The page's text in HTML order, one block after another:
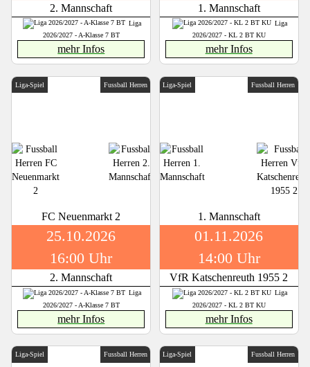
2. Mannschaft
Liga
2026/2027 - A-Klasse 7 BT
mehr Infos
1. Mannschaft
Liga
2026/2027 - KL 2 BT KU
mehr Infos
Liga-Spiel Fussball Herren
FC Neuenmarkt 2
25.10.2026
16:00 Uhr
2. Mannschaft
Liga
2026/2027 - A-Klasse 7 BT
mehr Infos
Liga-Spiel Fussball Herren
1. Mannschaft
01.11.2026
14:00 Uhr
VfR Katschenreuth 1955 2
Liga
2026/2027 - KL 2 BT KU
mehr Infos
Liga-Spiel Fussball Herren Liga-Spiel Fussball Herren